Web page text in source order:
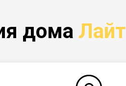
дома Лайт